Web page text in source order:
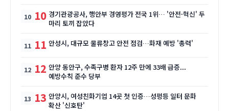
10 경기관광공사, 행안부 경영평가 전국 1위… '안전·혁신' 두
마리 토끼 잡았다
11 안성시, 대규모 물류창고 안전 점검…화재 예방 '총력'
12 안양 동안구, 수족구병 환자 12주 만에 33배 급증...
예방수칙 준수 당부
13 안양시, 여성친화기업 14곳 첫 인증…성평등 일터 문화
확산 '신호탄'